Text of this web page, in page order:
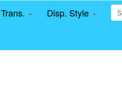
Trans. Disp. Style